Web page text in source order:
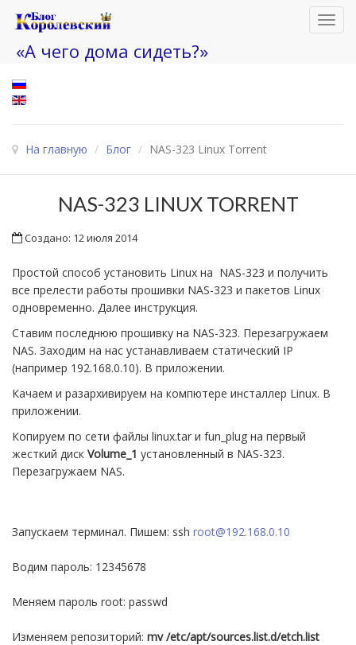
«А чего дома сидеть?»
На главную / Блог / NAS-323 Linux Torrent
NAS-323 LINUX TORRENT
Создано: 12 июля 2014
Простой способ установить Linux на NAS-323 и получить
все прелести работы прошивки NAS-323 и пакетов Linux
одновременно. Далее инструкция.
Ставим последнюю прошивку на NAS-323. Перезагружаем
NAS. Заходим на нас устанавливаем статический IP
(например 192.168.0.10). В приложении.
Качаем и разархивируем на компютере инсталлер Linux. В
приложении.
Копируем по сети файлы linux.tar и fun_plug на первый
жесткий диск Volume_1 установленный в NAS-323.
Перезагружаем NAS.
Запускаем терминал. Пишем: ssh root@192.168.0.10
Водим пароль: 12345678
Меняем пароль root: passwd
Изменяем репозиторий: mv /etc/apt/sources.list.d/etch.list